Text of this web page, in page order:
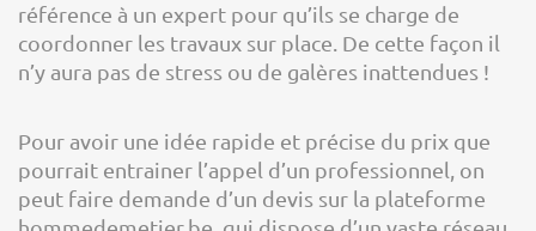
référence à un expert pour qu’ils se charge de
coordonner les travaux sur place. De cette façon il
n’y aura pas de stress ou de galères inattendues !
Pour avoir une idée rapide et précise du prix que
pourrait entrainer l’appel d’un professionnel, on
peut faire demande d’un devis sur la plateforme